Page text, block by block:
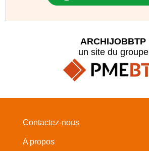
ARCHIJOBBTP
un site du groupe
Contactez-nous
A propos